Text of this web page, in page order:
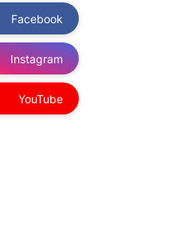
Facebook
Instagram
YouTube